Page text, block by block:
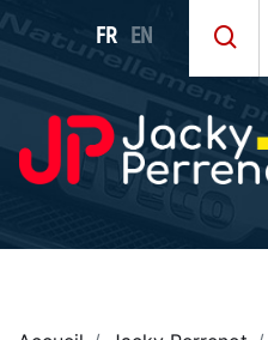
FR EN